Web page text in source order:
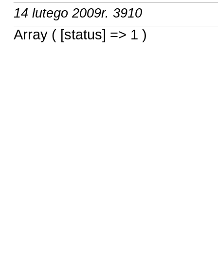
14 lutego 2009r. 3910
Array ( [status] => 1 )